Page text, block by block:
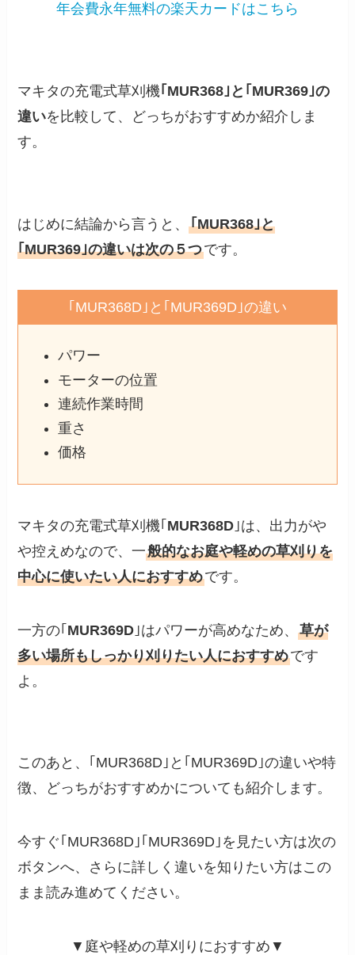
年会費永年無料の楽天カードはこちら
マキタの充電式草刈機｢MUR368｣と｢MUR369｣の
違いを比較して、どっちがおすすめか紹介しま
す。
はじめに結論から言うと、｢MUR368｣と
｢MUR369｣の違いは次の５つです。
｢MUR368D｣と｢MUR369D｣の違い
パワー
モーターの位置
連続作業時間
重さ
価格
マキタの充電式草刈機｢ MUR368D ｣は、出力がや
や控えめなので、一般的なお庭や軽めの草刈りを
中心に使いたい人におすすめです。
一方の｢ MUR369D ｣はパワーが高めなため、草が
多い場所もしっかり刈りたい人におすすめです
よ。
このあと、｢MUR368D｣と｢MUR369D｣の違いや特
徴、どっちがおすすめかについても紹介します。
今すぐ｢MUR368D｣｢MUR369D｣を見たい方は次の
ボタンへ、さらに詳しく違いを知りたい方はこの
まま読み進めてください。
▼庭や軽めの草刈りにおすすめ▼